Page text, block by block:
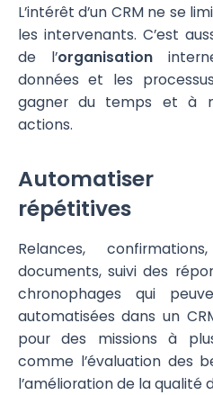
L’intérêt d’un CRM ne se
les intervenants. C’est
de l’organisation
données et les
gagner du temps et à
actions.
répétitives
Relances,
documents, suivi des
chronophages qui
automatisées dans un
pour des missions à
comme l’évaluation des
l’amélioration de la qualité